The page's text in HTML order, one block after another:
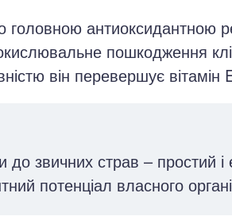
головною антиоксидантною
пошкодження
він перевершує вітамін
до звичних страв – простий
потенціал власного